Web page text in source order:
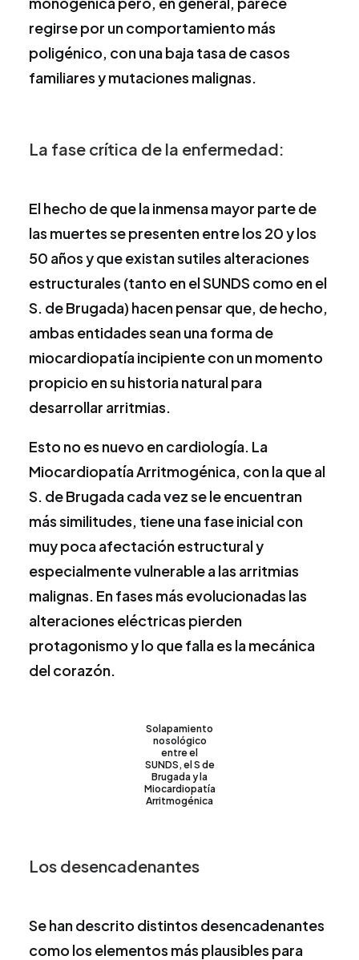
regirse por un comportamiento más
poligénico, con una baja tasa de casos
familiares y mutaciones malignas.
La fase crítica de la enfermedad:
El hecho de que la inmensa mayor parte de
las muertes se presenten entre los 20 y los
50 años y que existan sutiles alteraciones
estructurales (tanto en el SUNDS como en el
S. de Brugada) hacen pensar que, de hecho,
ambas entidades sean una forma de
miocardiopatía incipiente con un momento
propicio en su historia natural para
desarrollar arritmias.
Esto no es nuevo en cardiología. La
Miocardiopatía Arritmogénica, con la que al
S. de Brugada cada vez se le encuentran
más similitudes, tiene una fase inicial con
muy poca afectación estructural y
especialmente vulnerable a las arritmias
malignas. En fases más evolucionadas las
alteraciones eléctricas pierden
protagonismo y lo que falla es la mecánica
del corazón.
Solapamiento
nosológico
entre el
SUNDS, el S de
Brugada y la
Miocardiopatía
Arritmogénica
Los desencadenantes
Se han descrito distintos desencadenantes
como los elementos más plausibles para